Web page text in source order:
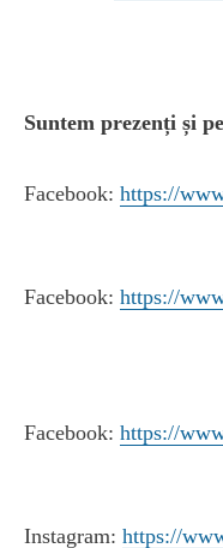
Suntem prezenți și
Facebook: https://
Facebook: https://
Facebook: https://
Instagram: https://